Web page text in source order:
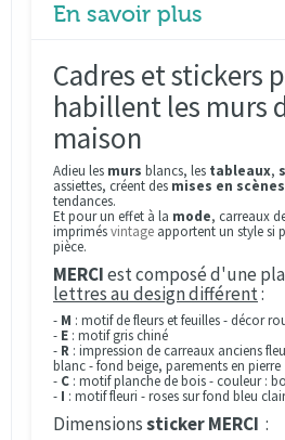
En savoir plus
Cadres et stickers
habillent les murs
maison
Adieu les murs blancs, les tableaux,
assiettes, créent des mises en
tendances.
Et pour un effet à la mode, carreaux
imprimésvintage apportent un style si
pièce.
MERCIest composé d'une
lettres au design différent:
- M : motif de fleurs et feuilles - décor
- E : motif gris chiné
- R : impression de carreaux anciens
blanc - fond beige, parements en pierre
- C : motif planche de bois - couleur :
- I : motif fleuri - roses sur fond bleu clair
Dimensionssticker MERCI :